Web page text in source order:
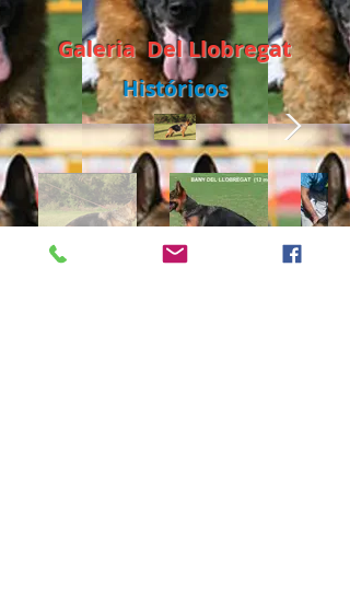
Galeria Del Llobregat
Históricos